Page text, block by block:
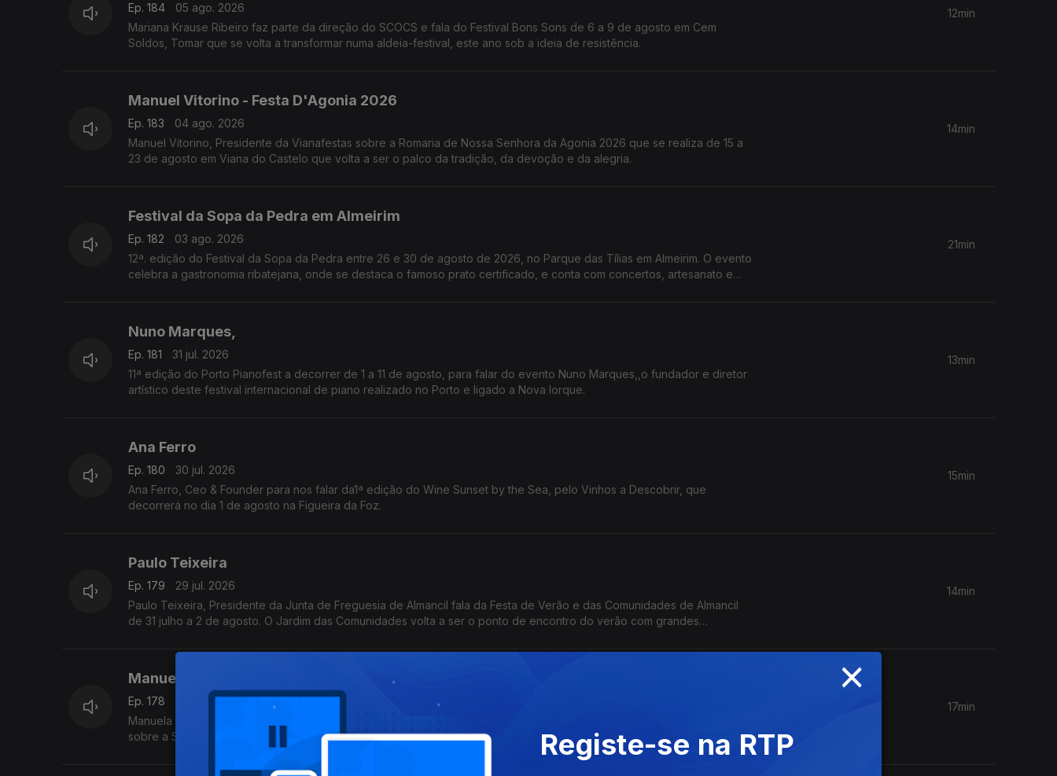
Ep. 184
05 ago. 2026
Mariana Krause Ribeiro faz parte da direção do SCOCS e fala do Festival Bons Sons de 6 a 9 de agosto em Cem
Soldos, Tomar que se volta a transformar numa aldeia-festival, este ano sob a ideia de resistência.
12min
Manuel Vitorino - Festa D'Agonia 2026
Ep. 183
04 ago. 2026
Manuel Vitorino, Presidente da Vianafestas sobre a Romaria de Nossa Senhora da Agonia 2026 que se realiza de 15 a
23 de agosto em Viana do Castelo que volta a ser o palco da tradição, da devoção e da alegria.
14min
Festival da Sopa da Pedra em Almeirim
Ep. 182
03 ago. 2026
12ª. edição do Festival da Sopa da Pedra entre 26 e 30 de agosto de 2026, no Parque das Tílias em Almeirim. O evento
celebra a gastronomia ribatejana, onde se destaca o famoso prato certificado, e conta com concertos, artesanato e
21min
Nuno Marques,
Ep. 181
31 jul. 2026
11ª edição do Porto Pianofest a decorrer de 1 a 11 de agosto, para falar do evento Nuno Marques,,o fundador e diretor
artístico deste festival internacional de piano realizado no Porto e ligado a Nova Iorque.
13min
Ana Ferro
Ep. 180
30 jul. 2026
Ana Ferro, Ceo & Founder para nos falar da1ª edição do Wine Sunset by the Sea, pelo Vinhos a Descobrir, que
decorrerá no dia 1 de agosto na Figueira da Foz.
15min
Paulo Teixeira
Ep. 179
29 jul. 2026
Paulo Teixeira, Presidente da Junta de Freguesia de Almancil fala da Festa de Verão e das Comunidades de Almancil
de 31 julho a 2 de agosto. O Jardim das Comunidades volta a ser o ponto de encontro do verão com grandes
A entrada é gratuita e as portas abrem todos os dias às 18h00.
14min
Manuela Gouveia,
Ep. 178
28 jul. 2026
Manuela Gouveia, fundadora da iniciativa e figura incontornável da pedagogia e da programação musical em Portugal,
sobre a Semana Internacional de Piano de Óbidos (SIPO) a 31.ª edição entre 26 de junho e 4 de agosto de 2026
promovida pela ACIM, reafirmando o seu papel enquanto referência nacional e internacional na formação e
apresentação pianística.
17min
×
Registe-se na RTP